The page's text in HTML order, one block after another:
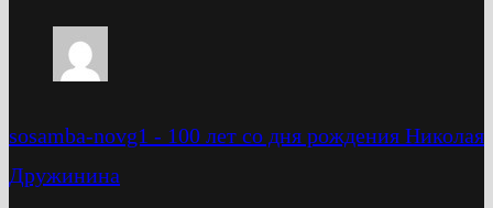
sosamba-novg1 - 100 лет со дня рождения Николая
Дружинина